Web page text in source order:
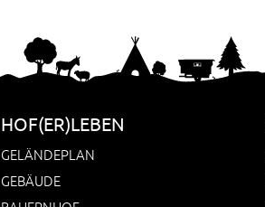
HOF(ER)LEBEN
GELÄNDEPLAN
GEBÄUDE